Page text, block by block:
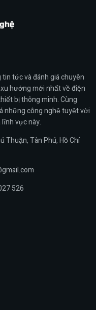
tức và đánh giá chuyên
hướng mới nhất về điện
bị thông minh. Cùng
những công nghệ tuyệt vời
vực này.
Thuận, Tân Phú, Hồ Chí
526